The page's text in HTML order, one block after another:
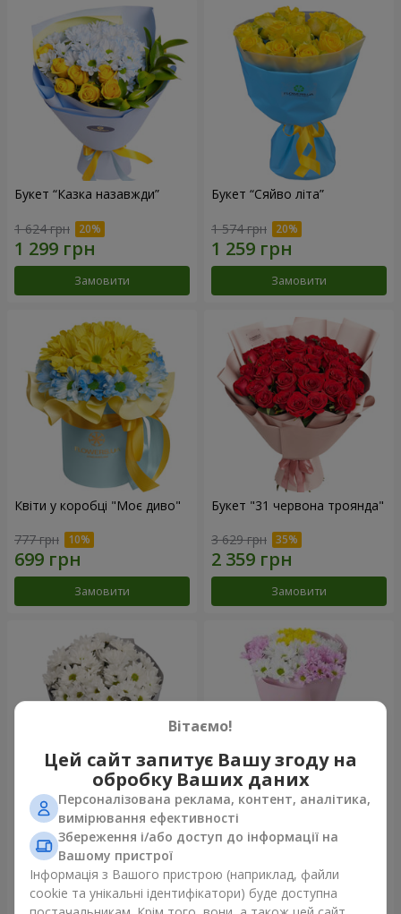
Букет “Казка назавжди”
1 624 грн
Замовити
Букет “Сяйво літа”
1 574 грн
Замовити
Квіти у коробці "Моє диво"
777 грн
Замовити
Букет "31 червона троянда"
3 629 грн
Замовити
Букет "Кіото" з 5 білих
хризантем
999 грн
Замовити
Букет "Пори року"
Замовити
Вітаємо!
Цей сайт запитує Вашу згоду на
обробку Ваших даних
Персоналізована реклама, контент, аналітика,
вимірювання ефективності
Збереження і/або доступ до інформації на
Вашому пристрої
Інформація з Вашого пристрою (наприклад, файли
cookie та унікальні ідентифікатори) буде доступна